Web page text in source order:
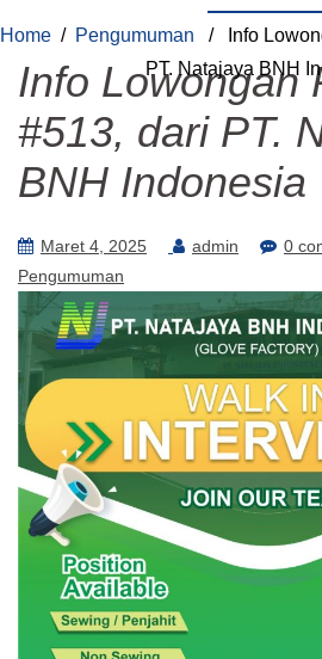
Home / Pengumuman / Info
PT. Natajaya BNH
Info Lowongan
#513, dari PT.
BNH Indonesia
Maret 4, 2025 admin
0
Pengumuman